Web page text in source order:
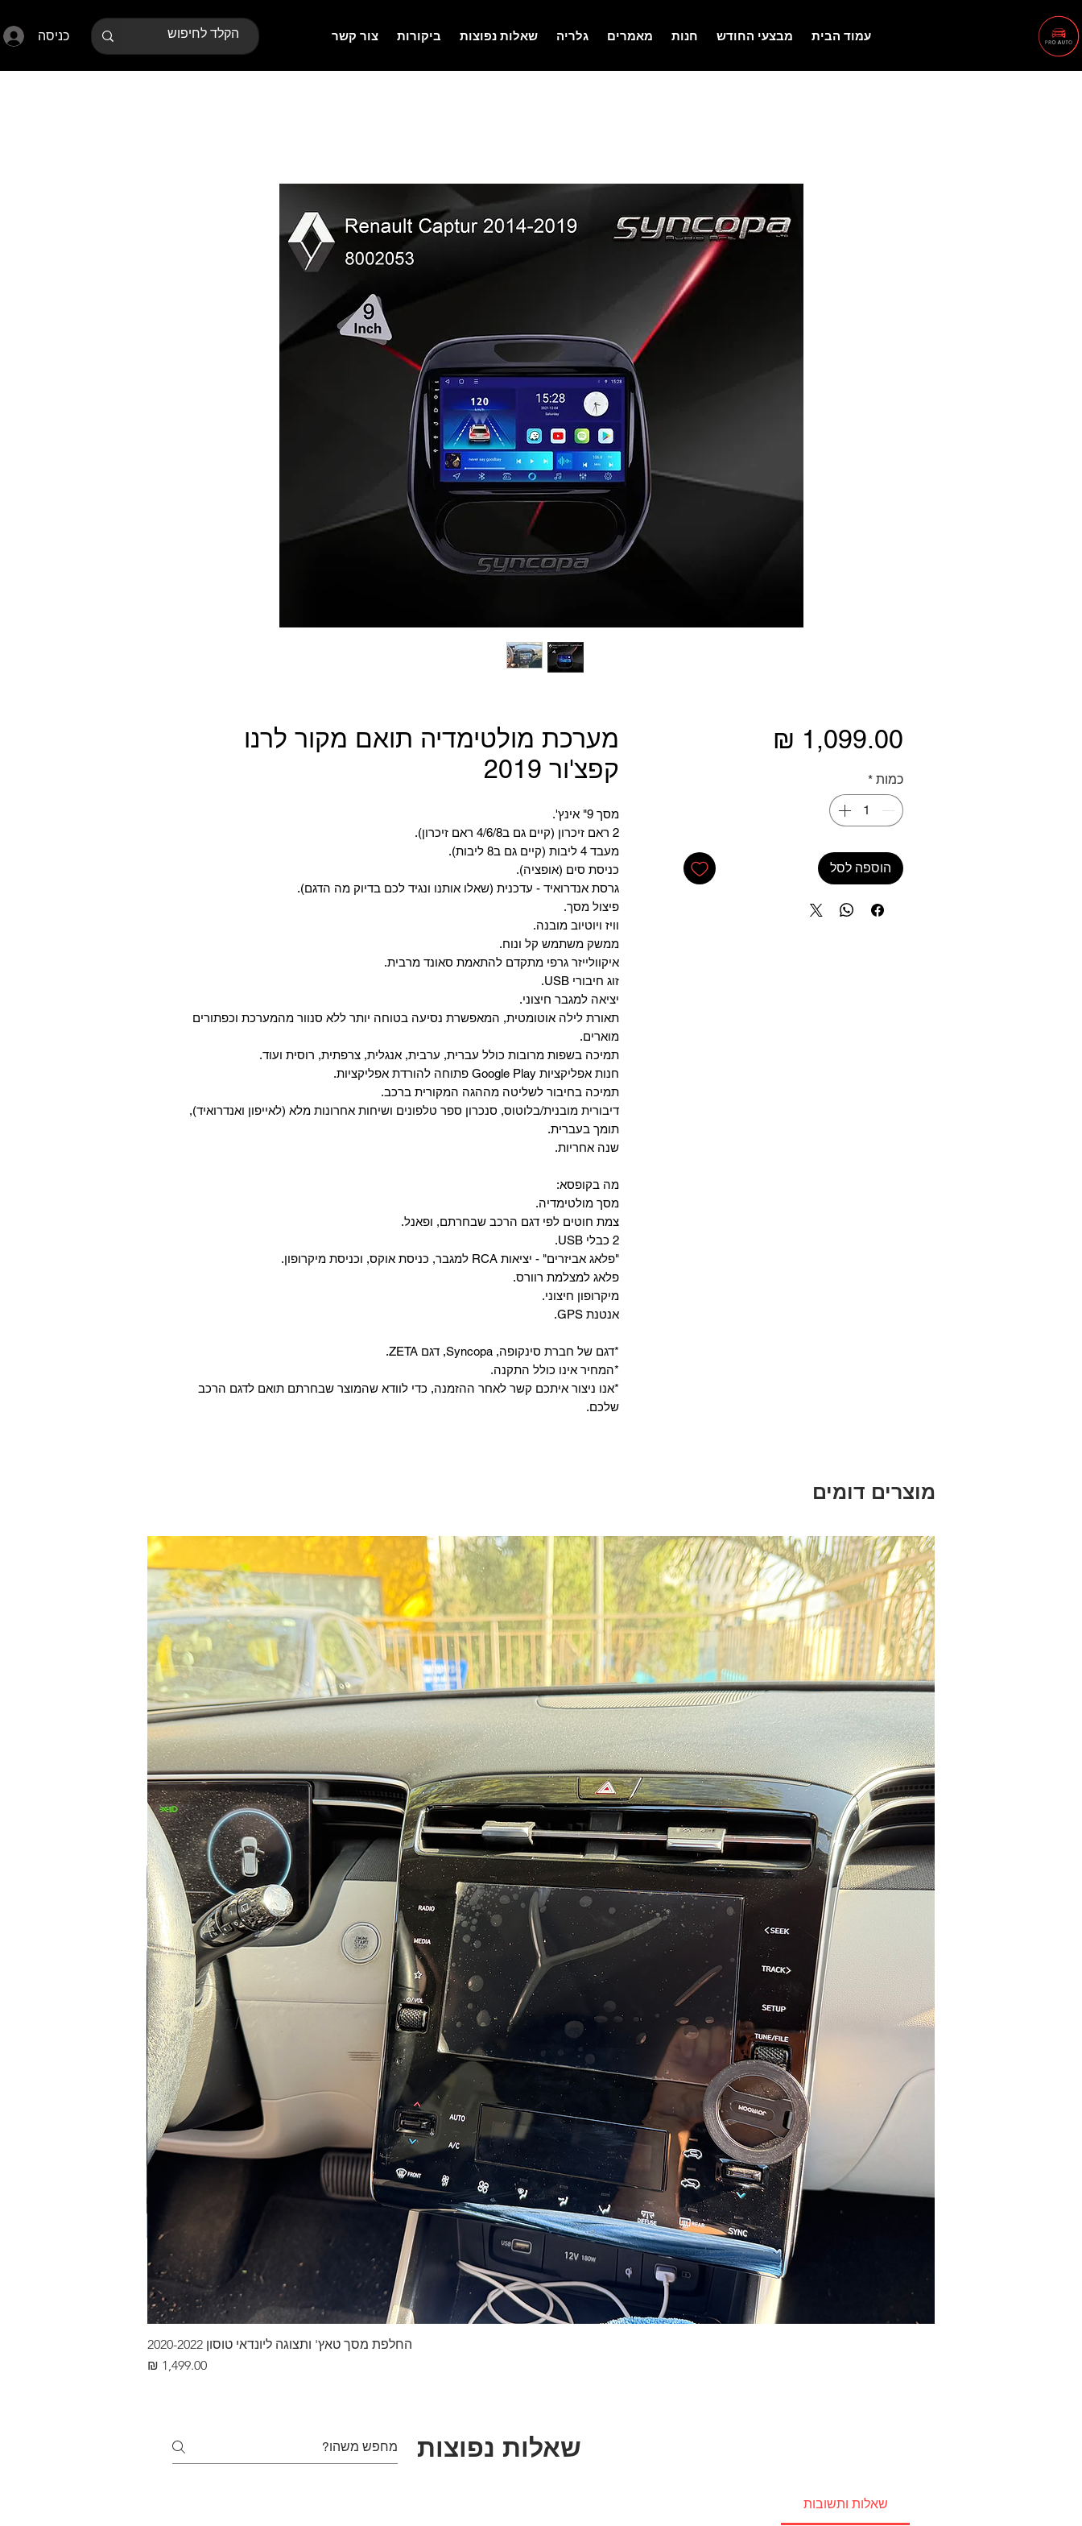
כניסה צור קשר ביקורות שאלות נפוצות גלריה מאמרים חנות מבצעי החודש עמוד הבית
מערכת מולטימדיה תואם מקור לרנו
קפצ'ור 2019
מסך 9" אינץ'.
2 ראם זיכרון (קיים גם ב4/6/8 ראם זיכרון).
מעבד 4 ליבות (קיים גם ב8 ליבות).
כניסת סים (אופציה).
גרסת אנדרואיד - עדכנית (שאלו אותנו ונגיד לכם בדיוק מה הדגם).
פיצול מסך.
וויז ויוטיוב מובנה.
ממשק משתמש קל ונוח.
איקוולייזר גרפי מתקדם להתאמת סאונד מרבית.
זוג חיבורי USB.
יציאה למגבר חיצוני.
תאורת לילה אוטומטית, המאפשרת נסיעה בטוחה יותר ללא סנוור מהמערכת וכפתורים
מוארים.
תמיכה בשפות מרובות כולל עברית, ערבית, אנגלית, צרפתית, רוסית ועוד.
‏חנות אפליקציות Google Play פתוחה להורדת אפליקציות.
‏תמיכה בחיבור לשליטה מההגה המקורית ברכב.
‏דיבורית מובנית/בלוטוס, ‏סנכרון ספר טלפונים ושיחות אחרונות מלא (לאייפון ואנדרואיד),
תומך בעברית.
שנה אחריות.
מה בקופסא:
מסך מולטימדיה.
צמת חוטים לפי דגם הרכב שבחרתם, ופאנל.
2 כבלי USB.
"פלאג אביזרים" - יציאות RCA למגבר, כניסת אוקס, וכניסת מיקרופון.
פלאג למצלמת רוורס.
מיקרופון חיצוני.
אנטנת GPS.
*דגם של חברת סינקופה, Syncopa, דגם ZETA.
*המחיר אינו כולל התקנה.
*אנו ניצור איתכם קשר לאחר ההזמנה, כדי לוודא שהמוצר שבחרתם תואם לדגם הרכב
שלכם.
כמות *
הוספה לסל
מוצרים דומים
החלפת מסך טאץ' ותצוגה ליונדאי טוסון 2020-2022
מחיר
שאלות נפוצות
שאלות ותשובות